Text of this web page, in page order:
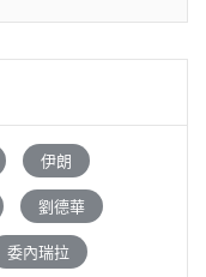
伊朗
劉德華
委內瑞拉